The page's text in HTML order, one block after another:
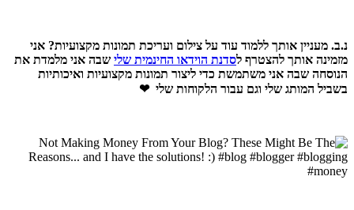
נ.ב. מעניין אותך ללמוד עוד על צילום ועריכת תמונות מקצועיות? אני
מזמינה אותך להצטרף לסדנת הוידאו החינמית שלי שבה אני מלמדת את
הנוסחה שבה אני משתמשת כדי ליצור תמונות מקצועיות ואיכותיות
בשביל המותג שלי וגם עבור הלקוחות שלי ❤